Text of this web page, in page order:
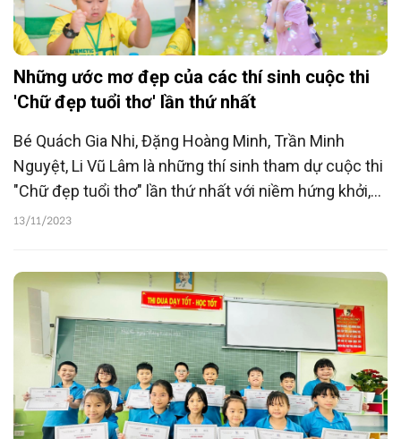
Những ước mơ đẹp của các thí sinh cuộc thi
'Chữ đẹp tuổi thơ' lần thứ nhất
Bé Quách Gia Nhi, Đặng Hoàng Minh, Trần Minh
Nguyệt, Li Vũ Lâm là những thí sinh tham dự cuộc thi
"Chữ đẹp tuổi thơ" lần thứ nhất với niềm hứng khởi,
say mê. Yêu chữ đẹp, yêu Tiếng Việt, các em nhỏ ấp
13/11/2023